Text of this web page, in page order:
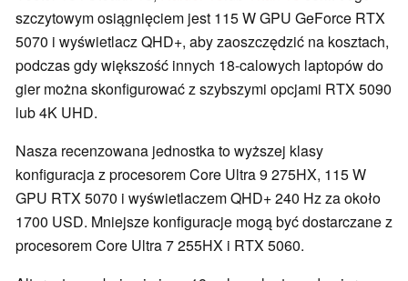
szczytowym osiągnięciem jest 115 W GPU GeForce RTX
5070 i wyświetlacz QHD+, aby zaoszczędzić na kosztach,
podczas gdy większość innych 18-calowych laptopów do
gier można skonfigurować z szybszymi opcjami RTX 5090
lub 4K UHD.
Nasza recenzowana jednostka to wyższej klasy
konfiguracja z procesorem Core Ultra 9 275HX, 115 W
GPU RTX 5070 i wyświetlaczem QHD+ 240 Hz za około
1700 USD. Mniejsze konfiguracje mogą być dostarczane z
procesorem Core Ultra 7 255HX i RTX 5060.